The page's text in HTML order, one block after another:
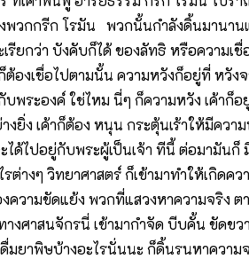
วกกรีก โรมัน พวกนั้นกำลังดิ้นมานานแ
รียกว่า บังคับก็ได้ ของลัทธิ หรือความเ
องเชื่อไปตามนั้น ความหวังก็อยู่ที่ หวังจ
พระองค์ ใช่ไหม นี่ๆ ก็ความหวัง เค้าก็
ยิ่ง เค้าก็ต้อง หนุน กระตุ้นเร้าให้มีควา
ได้ไปอยู่กับพระผู้เป็นเจ้า ทีนี้ ต่อมามันก็
ต่างๆ วิทยาศาสตร์ ก็เข้ามาทำให้เกิดคว
ความขัดแย้ง พวกที่แสวงหาความจริง ต
งศาสนจักรนี่ เข้ามากำจัด บีบคั้น ขัดขว
มยาพิษบ้างอะไรนั่นนะ ก็ดิ้นรนหาความ